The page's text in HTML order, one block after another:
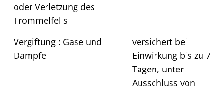
oder Verletzung des
Trommelfells
Vergiftung : Gase und
Dämpfe
versichert bei
Einwirkung bis zu 7
Tagen, unter
Ausschluss von